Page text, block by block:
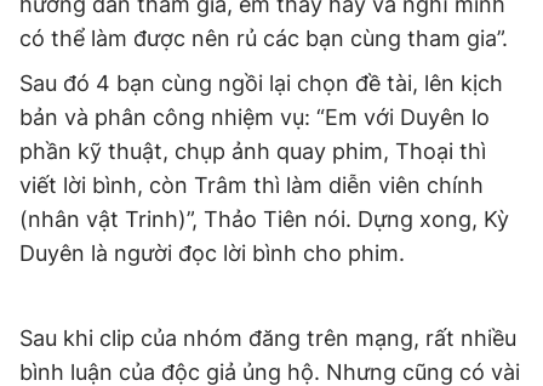
có thể làm được nên rủ các bạn cùng tham gia”.
Sau đó 4 bạn cùng ngồi lại chọn đề tài, lên kịch
bản và phân công nhiệm vụ: “Em với Duyên lo
phần kỹ thuật, chụp ảnh quay phim, Thoại thì
viết lời bình, còn Trâm thì làm diễn viên chính
(nhân vật Trinh)”, Thảo Tiên nói. Dựng xong, Kỳ
Duyên là người đọc lời bình cho phim.
Sau khi clip của nhóm đăng trên mạng, rất nhiều
bình luận của độc giả ủng hộ. Nhưng cũng có vài